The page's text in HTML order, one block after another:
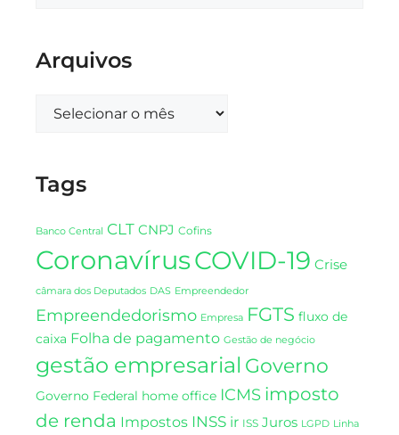
Arquivos
Tags
Banco Central CLT CNPJ Cofins
CoronavírusCOVID-19 Crise
câmara dos Deputados DAS Empreendedor
Empreendedorismo Empresa FGTS fluxo de
caixa Folha de pagamento Gestão de negócio
gestão empresarial Governo
Governo Federal home office ICMS imposto
de renda Impostos INSS ir ISS Juros LGPD Linha